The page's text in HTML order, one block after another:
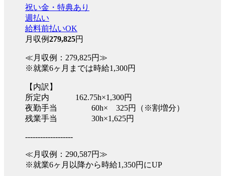
祝い金・特典あり
週払い
給料前払いOK
月収例279,825円
≪月収例：279,825円≫
※就業6ヶ月までは時給1,300円
【内訳】
所定内 162.75h×1,300円
夜勤手当 60h× 325円（※割増分）
残業手当 30h×1,625円
-------------------
≪月収例：290,587円≫
※就業6ヶ月以降から時給1,350円にUP